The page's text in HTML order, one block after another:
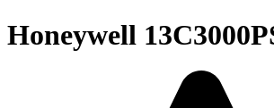
Honeywell